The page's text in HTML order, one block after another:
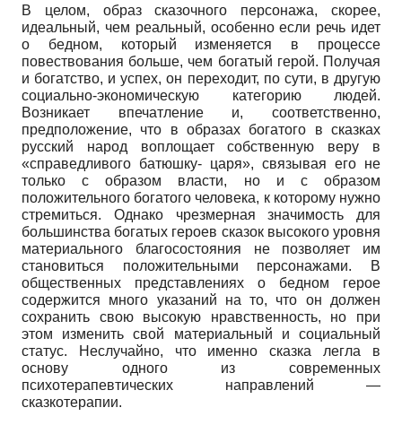
В целом, образ сказочного персонажа, скорее,
идеальный, чем реальный, особенно если речь идет
о бедном, который изменяется в процессе
повествования больше, чем богатый герой. Получая
и богатство, и успех, он переходит, по сути, в другую
социально-экономическую категорию людей.
Возникает впечатление и, соответственно,
предположение, что в образах богатого в сказках
русский народ воплощает собственную веру в
«справедливого батюшку- царя», связывая его не
только с образом власти, но и с образом
положительного богатого человека, к которому нужно
стремиться. Однако чрезмерная значимость для
большинства богатых героев сказок высокого уровня
материального благосостояния не позволяет им
становиться положительными персонажами. В
общественных представлениях о бедном герое
содержится много указаний на то, что он должен
сохранить свою высокую нравственность, но при
этом изменить свой материальный и социальный
статус. Неслучайно, что именно сказка легла в
основу одного из современных
психотерапевтических направлений —
сказкотерапии.